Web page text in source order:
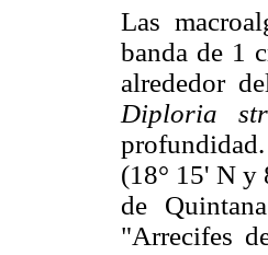
Las
banda de 1
alrededor
Diploria
(18° 15' N y
de
"Arrecifes